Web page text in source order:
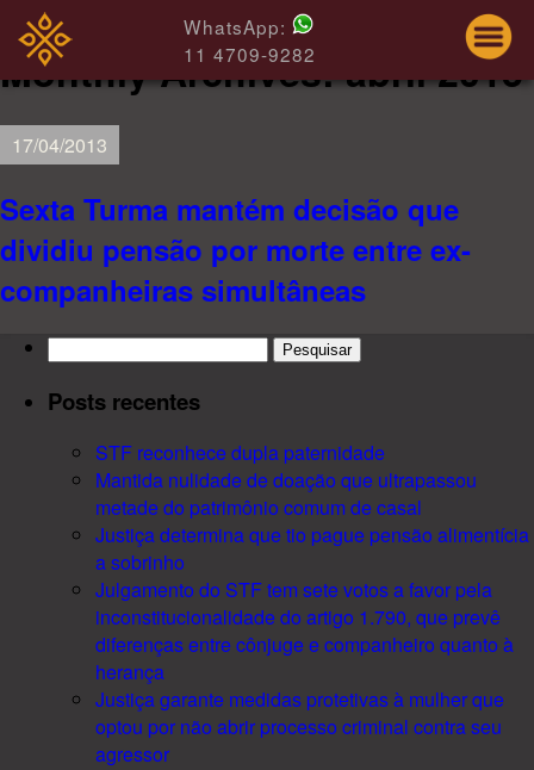
WhatsApp:
11 4709-9282
Monthly Archives:abril 2013
17/04/2013
Sexta Turma mantém decisão que
dividiu pensão por morte entre ex-
companheiras simultâneas
Pesquisar
Posts recentes
STF reconhece dupla paternidade
Mantida nulidade de doação que ultrapassou
metade do patrimônio comum de casal
Justiça determina que tio pague pensão alimentícia
a sobrinho
Julgamento do STF tem sete votos a favor pela
inconstitucionalidade do artigo 1.790, que prevê
diferenças entre cônjuge e companheiro quanto à
herança
Justiça garante medidas protetivas à mulher que
optou por não abrir processo criminal contra seu
agressor